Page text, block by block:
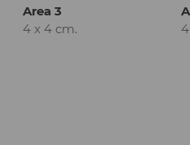
Area 3
4 x 4 cm.